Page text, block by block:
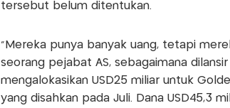
tersebut belum ditentukan.
"Mereka punya banyak uang, tetapi
seorang pejabat AS, sebagaimana
mengalokasikan USD25 miliar untuk
yang disahkan pada Juli. Dana USD45,3